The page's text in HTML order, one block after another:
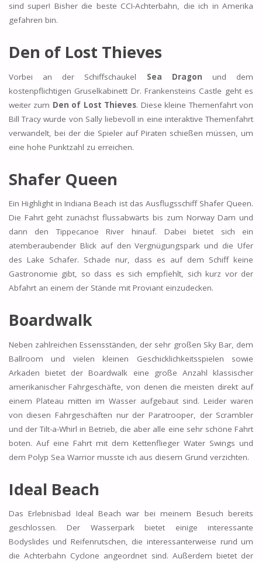
sind super! Bisher die beste CCI-Achterbahn, die ich in Amerika
gefahren bin.
Den of Lost Thieves
Vorbei an der Schiffschaukel Sea Dragon und dem
kostenpflichtigen Gruselkabinett Dr. Frankensteins Castle geht es
weiter zum Den of Lost Thieves. Diese kleine Themenfahrt von
Bill Tracy wurde von Sally liebevoll in eine interaktive Themenfahrt
verwandelt, bei der die Spieler auf Piraten schießen müssen, um
eine hohe Punktzahl zu erreichen.
Shafer Queen
Ein Highlight in Indiana Beach ist das Ausflugsschiff Shafer Queen.
Die Fahrt geht zunächst flussabwärts bis zum Norway Dam und
dann den Tippecanoe River hinauf. Dabei bietet sich ein
atemberaubender Blick auf den Vergnügungspark und die Ufer
des Lake Schafer. Schade nur, dass es auf dem Schiff keine
Gastronomie gibt, so dass es sich empfiehlt, sich kurz vor der
Abfahrt an einem der Stände mit Proviant einzudecken.
Boardwalk
Neben zahlreichen Essensständen, der sehr großen Sky Bar, dem
Ballroom und vielen kleinen Geschicklichkeitsspielen sowie
Arkaden bietet der Boardwalk eine große Anzahl klassischer
amerikanischer Fahrgeschäfte, von denen die meisten direkt auf
einem Plateau mitten im Wasser aufgebaut sind. Leider waren
von diesen Fahrgeschäften nur der Paratrooper, der Scrambler
und der Tilt-a-Whirl in Betrieb, die aber alle eine sehr schöne Fahrt
boten. Auf eine Fahrt mit dem Kettenflieger Water Swings und
dem Polyp Sea Warrior musste ich aus diesem Grund verzichten.
Ideal Beach
Das Erlebnisbad Ideal Beach war bei meinem Besuch bereits
geschlossen. Der Wasserpark bietet einige interessante
Bodyslides und Reifenrutschen, die interessanterweise rund um
die Achterbahn Cyclone angeordnet sind. Außerdem bietet der